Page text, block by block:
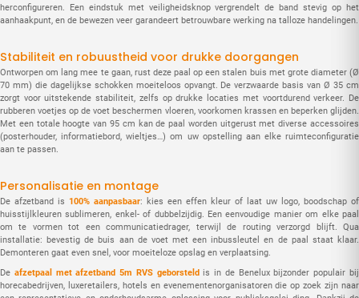
herconfigureren. Een eindstuk met veiligheidsknop vergrendelt de band stevig op het
aanhaakpunt, en de bewezen veer garandeert betrouwbare werking na talloze handelingen.
Stabiliteit en robuustheid voor drukke doorgangen
Ontworpen om lang mee te gaan, rust deze paal op een stalen buis met grote diameter (Ø
70 mm) die dagelijkse schokken moeiteloos opvangt. De verzwaarde basis van Ø 35 cm
zorgt voor uitstekende stabiliteit, zelfs op drukke locaties met voortdurend verkeer. De
rubberen voetjes op de voet beschermen vloeren, voorkomen krassen en beperken glijden.
Met een totale hoogte van 95 cm kan de paal worden uitgerust met diverse accessoires
(posterhouder, informatiebord, wieltjes…) om uw opstelling aan elke ruimteconfiguratie
aan te passen.
Personalisatie en montage
De afzetband is 100% aanpasbaar: kies een effen kleur of laat uw logo, boodschap of
huisstijlkleuren sublimeren, enkel- of dubbelzijdig. Een eenvoudige manier om elke paal
om te vormen tot een communicatiedrager, terwijl de routing verzorgd blijft. Qua
installatie: bevestig de buis aan de voet met een inbussleutel en de paal staat klaar.
Demonteren gaat even snel, voor moeiteloze opslag en verplaatsing.
De afzetpaal met afzetband 5m RVS geborsteldis in de Benelux bijzonder populair bij
horecabedrijven, luxeretailers, hotels en evenementenorganisatoren die op zoek zijn naar